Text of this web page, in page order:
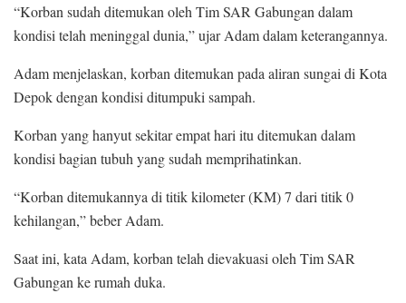
“Korban sudah ditemukan oleh Tim SAR Gabungan dalam
kondisi telah meninggal dunia,” ujar Adam dalam keterangannya.
Adam menjelaskan, korban ditemukan pada aliran sungai di Kota
Depok dengan kondisi ditumpuki sampah.
Korban yang hanyut sekitar empat hari itu ditemukan dalam
kondisi bagian tubuh yang sudah memprihatinkan.
“Korban ditemukannya di titik kilometer (KM) 7 dari titik 0
kehilangan,” beber Adam.
Saat ini, kata Adam, korban telah dievakuasi oleh Tim SAR
Gabungan ke rumah duka.